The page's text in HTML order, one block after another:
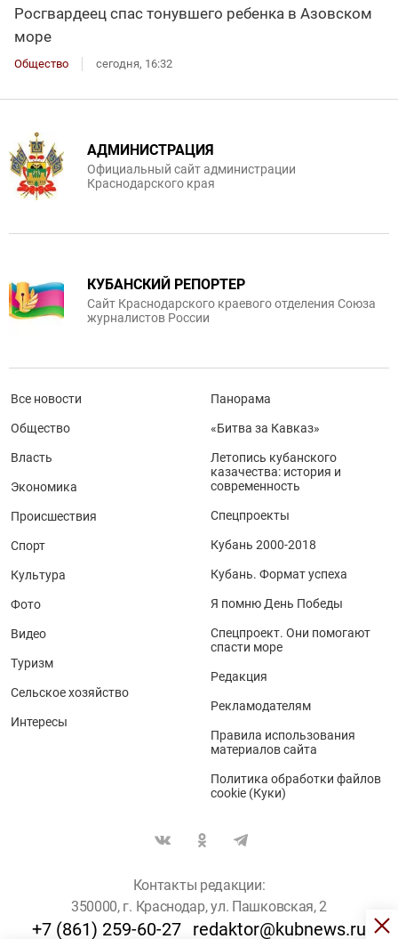
Росгвардеец спас тонувшего ребенка в Азовском
море
Общество сегодня, 16:32
АДМИНИСТРАЦИЯ
Официальный сайт администрации
Краснодарского края
КУБАНСКИЙ РЕПОРТЕР
Сайт Краснодарского краевого отделения Союза
журналистов России
Все новости
Общество
Власть
Экономика
Происшествия
Спорт
Культура
Фото
Видео
Туризм
Сельское хозяйство
Интересы
Панорама
«Битва за Кавказ»
Летопись кубанского
казачества: история и
современность
Спецпроекты
Кубань 2000-2018
Кубань. Формат успеха
Я помню День Победы
Спецпроект. Они помогают
спасти море
Редакция
Рекламодателям
Правила использования
материалов сайта
Политика обработки файлов
cookie (Куки)
Контакты редакции:
350000, г. Краснодар, ул. Пашковская, 2
+7 (861) 259-60-27 redaktor@kubnews.ru